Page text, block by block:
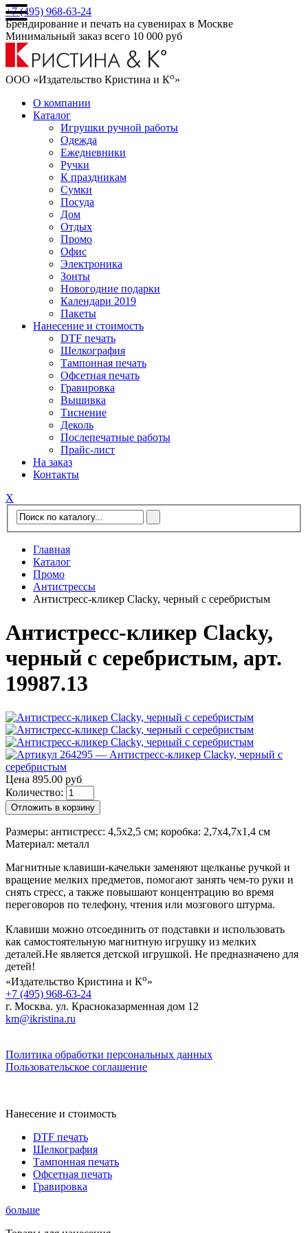
+7 (495) 968-63-24
Брендирование и печать на сувенирах в Москве
Минимальный заказ всего 10 000 руб
ООО «Издательство Кристина и Ко»
О компании
Каталог
Игрушки ручной работы
Одежда
Ежедневники
Ручки
К праздникам
Сумки
Посуда
Дом
Отдых
Промо
Офис
Электроника
Зонты
Новогодние подарки
Календари 2019
Пакеты
Нанесение и стоимость
DTF печать
Шелкография
Тампонная печать
Офсетная печать
Гравировка
Вышивка
Тиснение
Деколь
Послепечатные работы
Прайс-лист
На заказ
Контакты
Х
Главная
Каталог
Промо
Антистрессы
Антистресс-кликер Clacky, черный с серебристым
Антистресс-кликер Clacky,
черный с серебристым, арт.
19987.13
Цена 895.00 руб
Количество:
Отложить в корзину
Размеры: антистресс: 4,5x2,5 см; коробка: 2,7х4,7х1,4 см
Материал: металл
Магнитные клавиши-качельки заменяют щелканье ручкой и
вращение мелких предметов, помогают занять чем-то руки и
снять стресс, а также повышают концентрацию во время
переговоров по телефону, чтения или мозгового штурма.
Клавиши можно отсоединить от подставки и использовать
как самостоятельную магнитную игрушку из мелких
деталей.Не является детской игрушкой. Не предназначено для
детей!
«Издательство Кристина и Ко»
+7 (495) 968-63-24
г. Москва. ул. Красноказарменная дом 12
km@ikristina.ru
Политика обработки персональных данных
Пользовательское соглашение
Нанесение и стоимость
DTF печать
Шелкография
Тампонная печать
Офсетная печать
Гравировка
больше